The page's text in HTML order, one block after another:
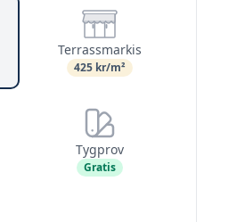
Terrassmarkis
425 kr/m²
Tygprov
Gratis